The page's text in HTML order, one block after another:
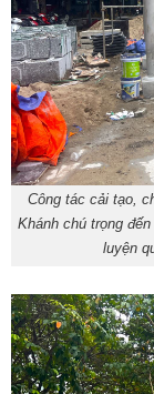
Công tác cải tạo,
Khánh chú trọng
luyện